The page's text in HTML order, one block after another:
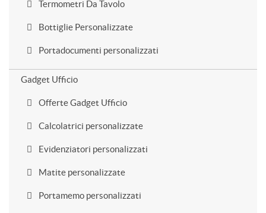
Termometri Da Tavolo
Bottiglie Personalizzate
Portadocumenti personalizzati
Gadget Ufficio
Offerte Gadget Ufficio
Calcolatrici personalizzate
Evidenziatori personalizzati
Matite personalizzate
Portamemo personalizzati